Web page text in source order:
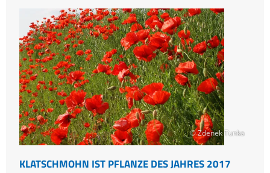
Säge
jetzt
ruhen
sollten
© Zdenek Tunka
KLATSCHMOHN IST PFLANZE DES JAHRES 2017